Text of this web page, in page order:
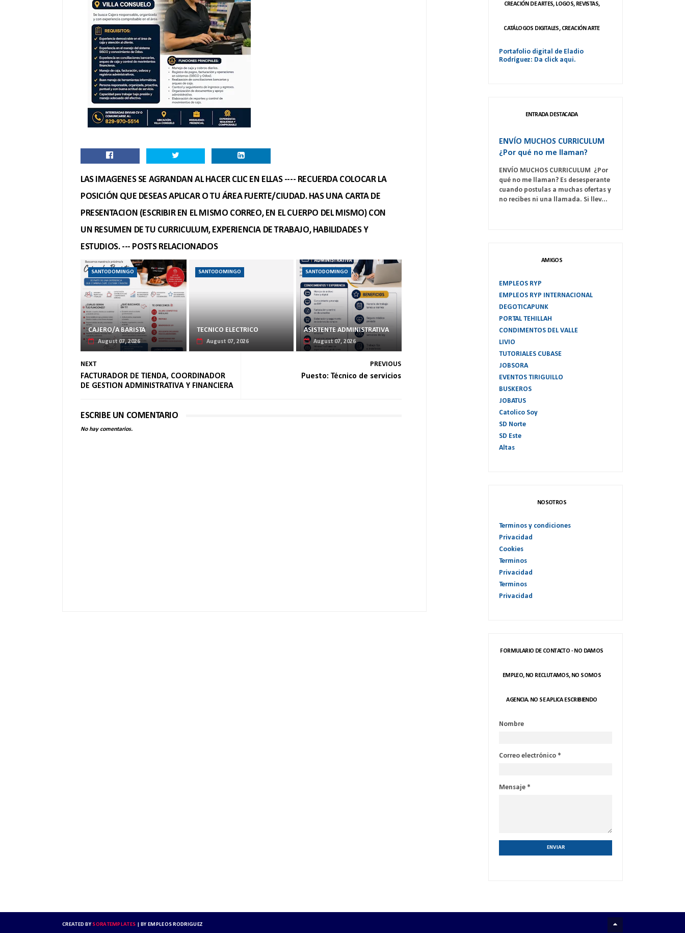
LAS IMAGENES SE AGRANDAN AL HACER CLIC EN ELLAS ---- RECUERDA COLOCAR LA
POSICIÓN QUE DESEAS APLICAR O TU ÁREA FUERTE/CIUDAD. HAS UNA CARTA DE
PRESENTACION (ESCRIBIR EN EL MISMO CORREO, EN EL CUERPO DEL MISMO) CON
UN RESUMEN DE TU CURRICULUM, EXPERIENCIA DE TRABAJO, HABILIDADES Y
ESTUDIOS. --- POSTS RELACIONADOS
SANTODOMINGO
CAJERO/A BARISTA
August 07, 2026
SANTODOMINGO
TECNICO ELECTRICO
August 07, 2026
SANTODOMINGO
ASISTENTE ADMINISTRATIVA
August 07, 2026
NEXT
FACTURADOR DE TIENDA, COORDINADOR
DE GESTION ADMINISTRATIVA Y FINANCIERA
PREVIOUS
Puesto: Técnico de servicios
ESCRIBE UN COMENTARIO
No hay comentarios.
CREACIÓN DE ARTES, LOGOS, REVISTAS,
CATÁLOGOS DIGITALES, CREACIÓN ARTE
Portafolio digital de Eladio
Rodríguez: Da click aqui.
ENTRADA DESTACADA
ENVÍO MUCHOS CURRICULUM
¿Por qué no me llaman?
ENVÍO MUCHOS CURRICULUM ¿Por
qué no me llaman? Es desesperante
cuando postulas a muchas ofertas y
no recibes ni una llamada. Si llev...
AMIGOS
EMPLEOS RYP
EMPLEOS RYP INTERNACIONAL
DEGOTICAPUNK
PORTAL TEHILLAH
CONDIMENTOS DEL VALLE
LIVIO
TUTORIALES CUBASE
JOBSORA
EVENTOS TIRIGUILLO
BUSKEROS
JOBATUS
Catolico Soy
SD Norte
SD Este
Altas
NOSOTROS
Terminos y condiciones
Privacidad
Cookies
Terminos
Privacidad
Terminos
Privacidad
FORMULARIO DE CONTACTO - NO DAMOS
EMPLEO, NO RECLUTAMOS, NO SOMOS
AGENCIA. NO SE APLICA ESCRIBIENDO
Nombre
Correo electrónico *
Mensaje *
CREATED BY SORATEMPLATES | BY EMPLEOS RODRIGUEZ